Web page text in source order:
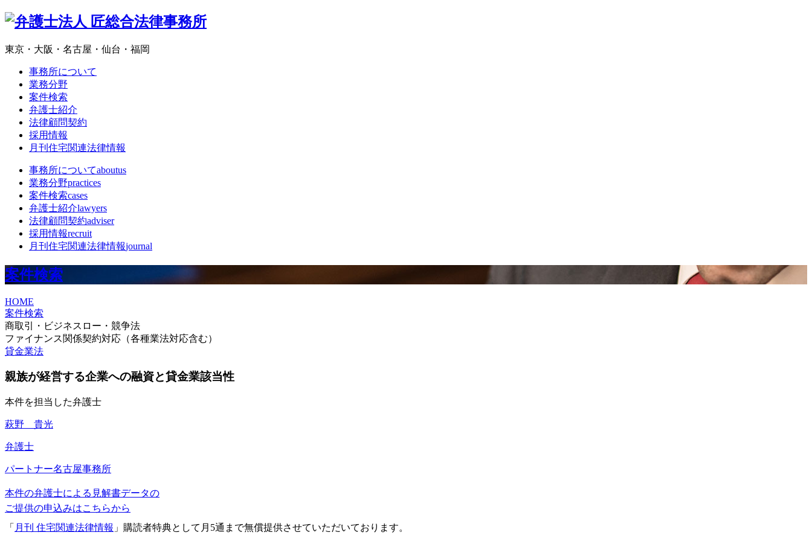
東京・大阪・名古屋・仙台・福岡
事務所について
業務分野
案件検索
弁護士紹介
法律顧問契約
採用情報
月刊住宅関連法律情報
事務所についてaboutus
業務分野practices
案件検索cases
弁護士紹介lawyers
法律顧問契約adviser
採用情報recruit
月刊住宅関連法律情報journal
案件検索
HOME
案件検索
商取引・ビジネスロー・競争法
ファイナンス関係契約対応（各種業法対応含む）
貸金業法
親族が経営する企業への融資と貸金業該当性
本件を担当した弁護士
萩野 貴光
弁護士
パートナー名古屋事務所
本件の弁護士による見解書データの
ご提供の申込みはこちらから
「 月刊 住宅関連法律情報 」購読者特典として月5通まで無償提供させていただいております。